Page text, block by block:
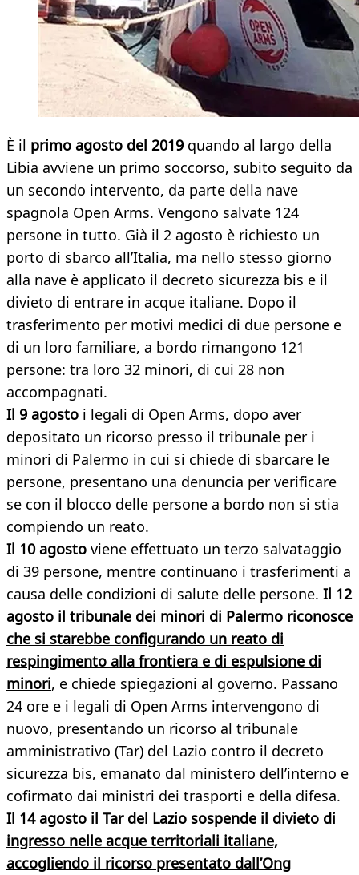
È il primo agosto del 2019 quando al largo della
Libia avviene un primo soccorso, subito seguito da
un secondo intervento, da parte della nave
spagnola Open Arms. Vengono salvate 124
persone in tutto. Già il 2 agosto è richiesto un
porto di sbarco all’Italia, ma nello stesso giorno
alla nave è applicato il decreto sicurezza bis e il
divieto di entrare in acque italiane. Dopo il
trasferimento per motivi medici di due persone e
di un loro familiare, a bordo rimangono 121
persone: tra loro 32 minori, di cui 28 non
accompagnati.
Il 9 agosto i legali di Open Arms, dopo aver
depositato un ricorso presso il tribunale per i
minori di Palermo in cui si chiede di sbarcare le
persone, presentano una denuncia per verificare
se con il blocco delle persone a bordo non si stia
compiendo un reato.
Il 10 agosto viene effettuato un terzo salvataggio
di 39 persone, mentre continuano i trasferimenti a
causa delle condizioni di salute delle persone. Il 12
agosto il tribunale dei minori di Palermo riconosce
che si starebbe configurando un reato di
respingimento alla frontiera e di espulsione di
minori, e chiede spiegazioni al governo. Passano
24 ore e i legali di Open Arms intervengono di
nuovo, presentando un ricorso al tribunale
amministrativo (Tar) del Lazio contro il decreto
sicurezza bis, emanato dal ministero dell’interno e
cofirmato dai ministri dei trasporti e della difesa.
Il 14 agosto il Tar del Lazio sospende il divieto di
ingresso nelle acque territoriali italiane,
accogliendo il ricorso presentato dall’Ong